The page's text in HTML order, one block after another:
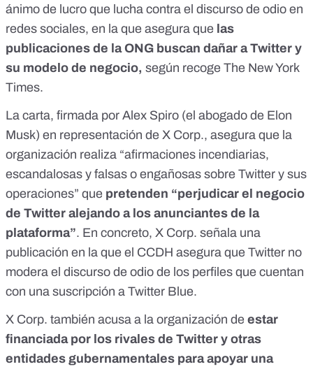
ánimo de lucro que lucha contra el discurso de odio en
redes sociales, en la que asegura que las
publicaciones de la ONG buscan dañar a Twitter y
su modelo de negocio, según recoge The New York
Times.
La carta, firmada por Alex Spiro (el abogado de Elon
Musk) en representación de X Corp., asegura que la
organización realiza “afirmaciones incendiarias,
escandalosas y falsas o engañosas sobre Twitter y sus
operaciones” que pretenden “perjudicar el negocio
de Twitter alejando a los anunciantes de la
plataforma”. En concreto, X Corp. señala una
publicación en la que el CCDH asegura que Twitter no
modera el discurso de odio de los perfiles que cuentan
con una suscripción a Twitter Blue.
X Corp. también acusa a la organización de estar
financiada por los rivales de Twitter y otras
entidades gubernamentales para apoyar una